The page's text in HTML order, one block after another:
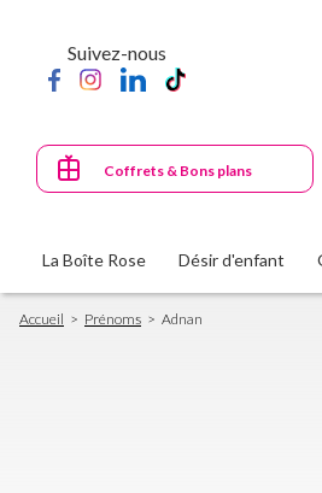
principal
Suivez-nous
Coffrets & Bons plans
La Boîte Rose Désir d'enfant
Fil
d'Ariane
Accueil Prénoms Adnan